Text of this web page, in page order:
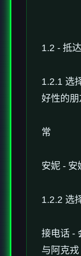
1.2 - 抵
1.2.1 选
好性的朋
常
安妮 - 安
1.2.2 选
接电话 -
与阿克戎